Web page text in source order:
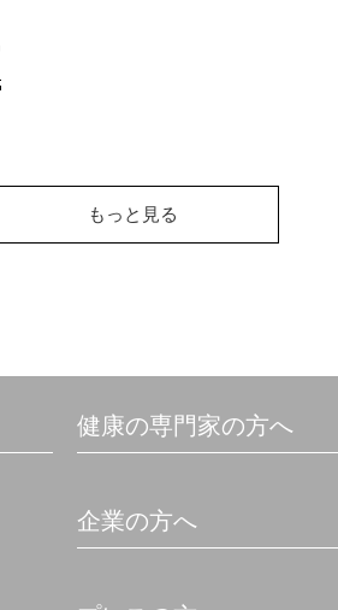
もっと見る
健康の専門家の方へ
企業の方へ